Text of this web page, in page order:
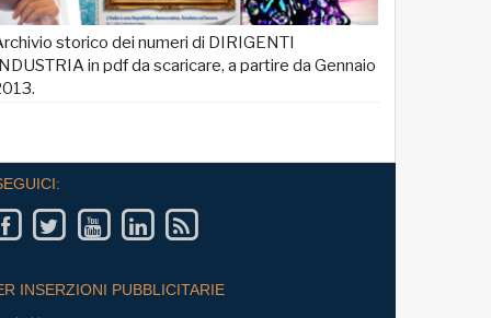
storico dei numeri di DIRIGENTI
in pdf da scaricare, a partire da Gennaio
INSERZIONI PUBBLICITARIE